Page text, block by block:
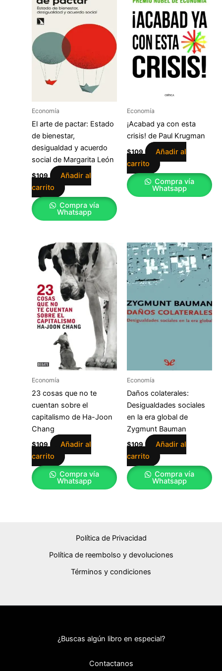
Economía
El arte de pactar: Estado
de bienestar,
desigualdad y acuerdo
social de Margarita León
$109
Añadir al
carrito
Compra vía
Whatsapp
Economía
¡Acabad ya con esta
crisis! de Paul Krugman
$109
Añadir al
carrito
Compra vía
Whatsapp
Economía
23 cosas que no te
cuentan sobre el
capitalismo de Ha-Joon
Chang
$109
Añadir al
carrito
Compra vía
Whatsapp
Economía
Daños colaterales:
Desigualdades sociales
en la era global de
Zygmunt Bauman
$109
Añadir al
carrito
Compra vía
Whatsapp
Política de Privacidad
Política de reembolso y devoluciones
Términos y condiciones
¿Buscas algún libro en especial?
Contactanos